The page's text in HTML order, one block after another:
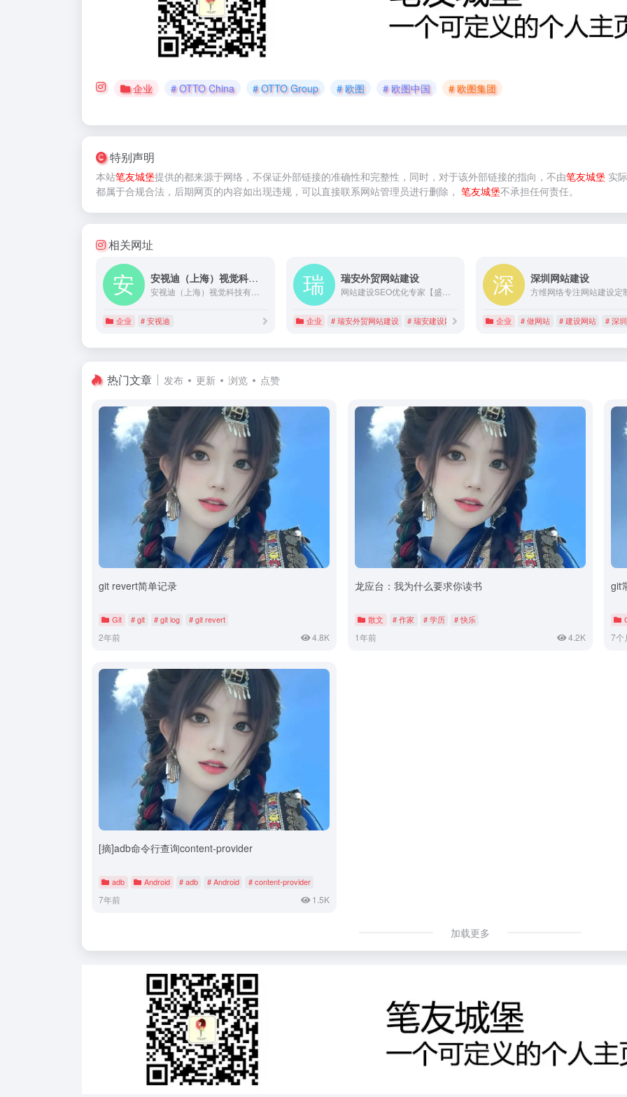
企业 # OTTO China # OTTO Group # 欧图 # 欧图中国 # 欧图集团
特别声明
本站笔友城堡提供的都来源于网络，不保证外部链接的准确性和完整性，同时，对于该外部链接的指向，不由笔友城堡 实
都属于合规合法，后期网页的内容如出现违规，可以直接联系网站管理员进行删除， 笔友城堡不承担任何责任。
相关网址
安视迪（上海）视觉科技有限公司
企业 # 安视迪
瑞安外贸网站建设
企业 # 瑞安外贸网站建设 # 瑞安建设网站 # 瑞安建设网站公司
深圳网站建设
企业 # 做网站 # 建设网站 # 深
热门文章 发布 更新 浏览 点赞
git revert简单记录
Git # git # git log # git revert
2年前 4.8K
龙应台：我为什么要求你读书
散文 # 作家 # 学历 # 快乐
1年前 4.2K
git
7个
[摘]adb命令行查询content-provider
adb Android # adb # Android # content-provider
7年前 1.5K
加载更多